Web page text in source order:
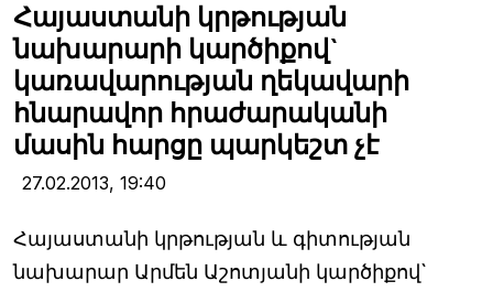
Հայաստանի կրթության
նախարարի կարծիքով`
կառավարության ղեկավարի
հնարավոր հրաժարականի
մասին հարցը պարկեշտ չէ
27.02.2013, 19:40
Հայաստանի կրթության և գիտության
նախարար Արմեն Աշոտյանի կարծիքով`